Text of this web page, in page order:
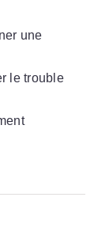
une
le trouble